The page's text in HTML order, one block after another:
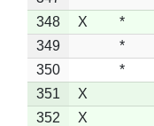
348
X *
349
*
350
*
351
X
352
X